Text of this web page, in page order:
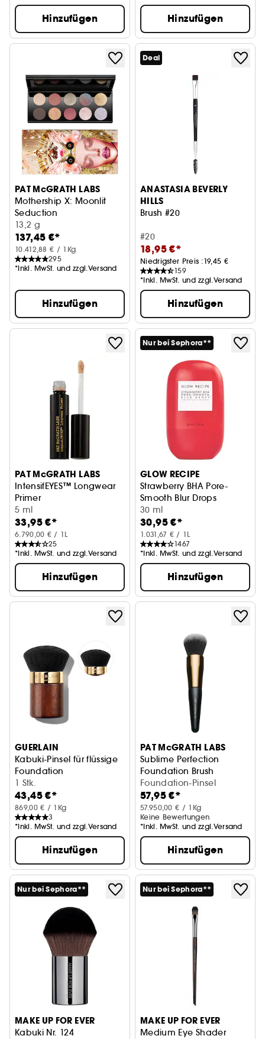
Hinzufügen Hinzufügen
PAT McGRATH LABS
Mothership X: Moonlit
Seduction
Lidschatten-Palette
13,2 g
137,45 €*
10.412,88 € / 1Kg
295
*Inkl. MwSt. und zzgl.Versand
Hinzufügen
Deal
ANASTASIA BEVERLY
HILLS
Brush #20
#20
18,95 €*
Niedrigster Preis :19,45 €
159
*Inkl. MwSt. und zzgl.Versand
Hinzufügen
PAT McGRATH LABS
IntensifEYES™ Longwear
Primer
Primer für die Augenlider
5 ml
33,95 €*
6.790,00 € / 1L
25
*Inkl. MwSt. und zzgl.Versand
Hinzufügen
Nur bei Sephora**
GLOW RECIPE
Strawberry BHA Pore-
Smooth Blur Drops
Porenverfeinerndes Serum
30 ml
30,95 €*
1.031,67 € / 1L
1467
*Inkl. MwSt. und zzgl.Versand
Hinzufügen
GUERLAIN
Kabuki-Pinsel für flüssige
Foundation
1 Stk.
43,45 €*
869,00 € / 1Kg
3
*Inkl. MwSt. und zzgl.Versand
Hinzufügen
PAT McGRATH LABS
Sublime Perfection
Foundation Brush
Foundation-Pinsel
Foundation-Pinsel
57,95 €*
57.950,00 € / 1Kg
Keine Bewertungen
*Inkl. MwSt. und zzgl.Versand
Hinzufügen
Nur bei Sephora**
MAKE UP FOR EVER
Kabuki Nr. 124
Nur bei Sephora**
MAKE UP FOR EVER
Medium Eye Shader